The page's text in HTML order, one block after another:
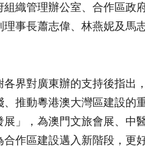
織管理辦公室、合作區政
事長蕭志偉、林燕妮及馬
界對廣東辦的支持後指出
推動粵港澳大灣區建設的
展」，為澳門文旅會展、
作區建設邁入新階段，更